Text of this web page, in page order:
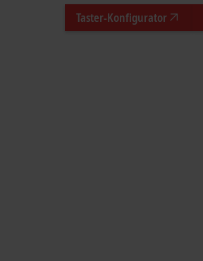
Taster-Konfigurator